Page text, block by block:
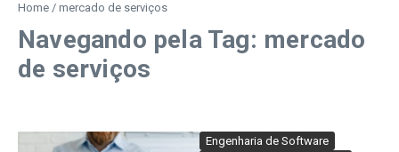
Home / mercado de serviços
Navegando pela Tag: mercado
de serviços
Engenharia de Software